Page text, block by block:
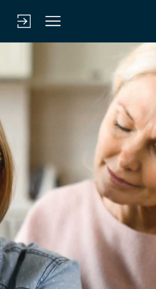
Kirj
aud
verk
Vali
kko